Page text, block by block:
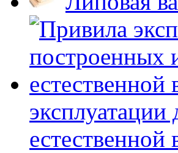
естественной